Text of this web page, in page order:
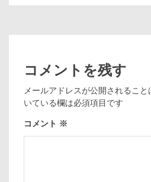
コメントを残す
メールアドレスが公開されること
いている欄は必須項目です
コメント ※